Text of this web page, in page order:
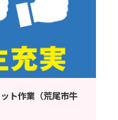
ト作業（荒尾市牛